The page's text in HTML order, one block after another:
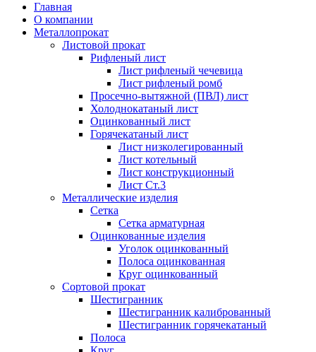
Главная
О компании
Металлопрокат
Листовой прокат
Рифленый лист
Лист рифленый чечевица
Лист рифленый ромб
Просечно-вытяжной (ПВЛ) лист
Холоднокатаный лист
Оцинкованный лист
Горячекатаный лист
Лист низколегированный
Лист котельный
Лист конструкционный
Лист Ст.3
Металлические изделия
Сетка
Сетка арматурная
Оцинкованные изделия
Уголок оцинкованный
Полоса оцинкованная
Круг оцинкованный
Сортовой прокат
Шестигранник
Шестигранник калиброванный
Шестигранник горячекатаный
Полоса